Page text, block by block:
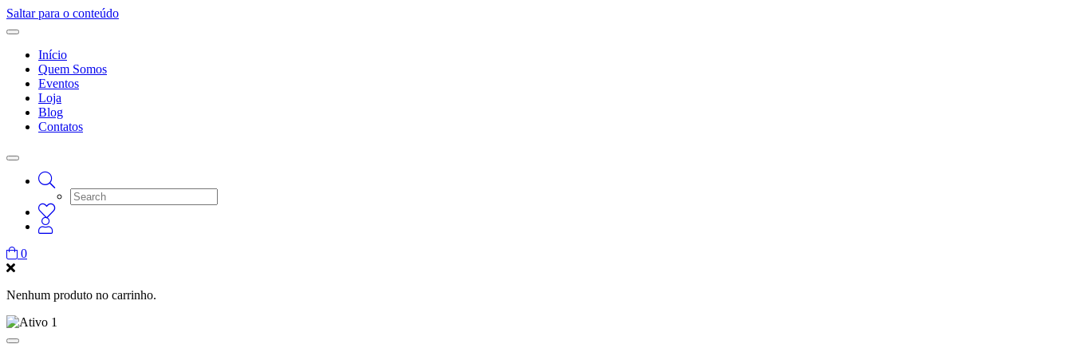
Saltar para o conteúdo
Início
Quem Somos
Eventos
Loja
Blog
Contatos
0
Nenhum produto no carrinho.